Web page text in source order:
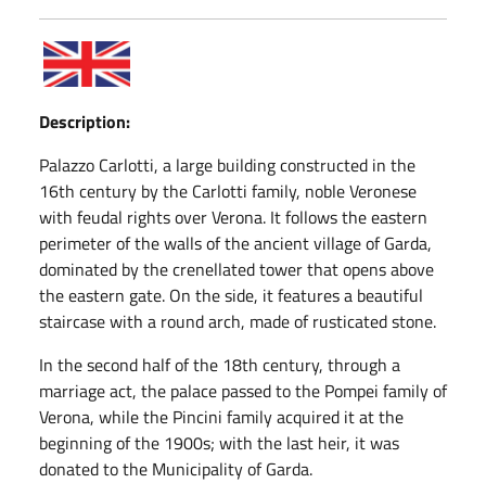
Description:
Palazzo Carlotti, a large building constructed in the
16th century by the Carlotti family, noble Veronese
with feudal rights over Verona. It follows the eastern
perimeter of the walls of the ancient village of Garda,
dominated by the crenellated tower that opens above
the eastern gate. On the side, it features a beautiful
staircase with a round arch, made of rusticated stone.
In the second half of the 18th century, through a
marriage act, the palace passed to the Pompei family of
Verona, while the Pincini family acquired it at the
beginning of the 1900s; with the last heir, it was
donated to the Municipality of Garda.